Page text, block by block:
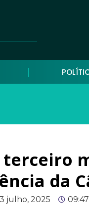
terceiro
da
3 julho, 2025 09:47